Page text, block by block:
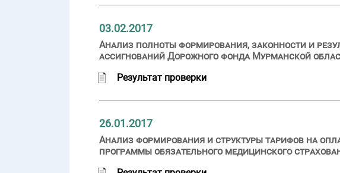
03.02.2017
Анализ полноты формирования, законности и
ассигнований Дорожного фонда Мурманской
Результат проверки
26.01.2017
Анализ формирования и структуры тарифов на
программы обязательного медицинского